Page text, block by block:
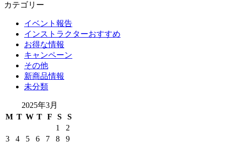
カテゴリー
イベント報告
インストラクターおすすめ
お得な情報
キャンペーン
その他
新商品情報
未分類
2025年3月
M T W T F S
S
1
2
3
4 5 6 7 8
9